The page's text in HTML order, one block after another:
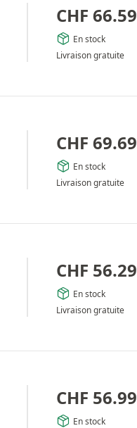
CHF 66.59
En stock
Livraison gratuite
CHF 69.69
En stock
Livraison gratuite
CHF 56.29
En stock
Livraison gratuite
CHF 56.99
En stock